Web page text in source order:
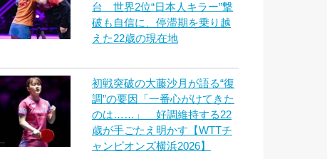
台 世界2位“日本人キラー”撃
破も自信に、停滞期を乗り越
えた22歳の現在地
初戦突破の大藤沙月が語る“復
調”の要因「一番心がけてきた
のは……」 好調維持する22
歳が手ごたえ明かす【WTTチ
ャンピオンズ横浜2026】